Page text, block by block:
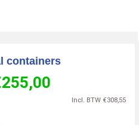
containers
255,00
Incl. BTW €308,55